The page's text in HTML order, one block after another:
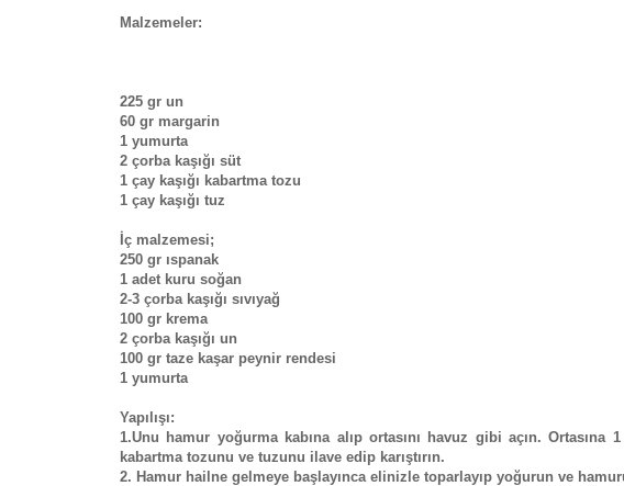
Malzemeler:
225 gr un
60 gr margarin
1 yumurta
2 çorba kaşığı süt
1 çay kaşığı kabartma tozu
1 çay kaşığı tuz
İç malzemesi;
250 gr ıspanak
1 adet kuru soğan
2-3 çorba kaşığı sıvıyağ
100 gr krema
2 çorba kaşığı un
100 gr taze kaşar peynir rendesi
1 yumurta
Yapılışı:
1.Unu hamur yoğurma kabına alıp ortasını havuz gibi açın. Ortasına
kabartma tozunu ve tuzunu ilave edip karıştırın.
2. Hamur hailne gelmeye başlayınca elinizle toparlayıp yoğurun ve